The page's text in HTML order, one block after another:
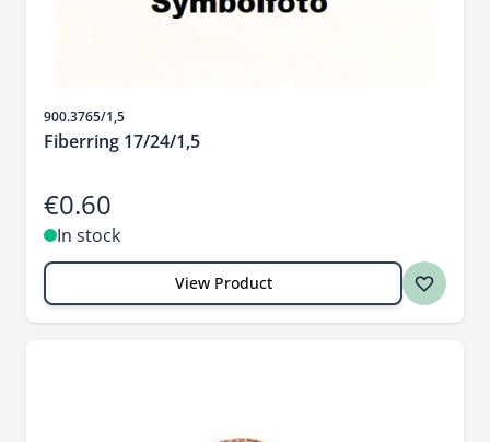
Sku
900.3765/1,5
Fiberring 17/24/1,5
€0.60
In stock
View Product